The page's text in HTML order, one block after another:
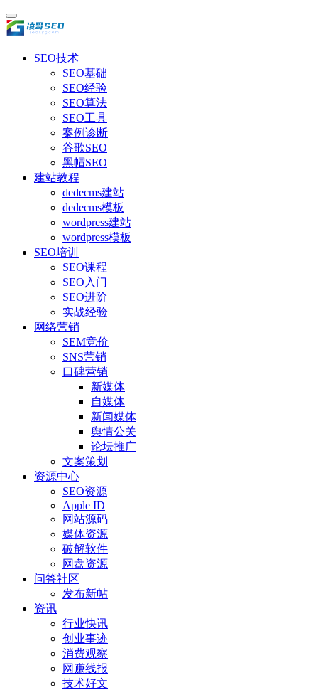
SEO技术
SEO基础
SEO经验
SEO算法
SEO工具
案例诊断
谷歌SEO
黑帽SEO
建站教程
dedecms建站
dedecms模板
wordpress建站
wordpress模板
SEO培训
SEO课程
SEO入门
SEO进阶
实战经验
网络营销
SEM竞价
SNS营销
口碑营销
新媒体
自媒体
新闻媒体
舆情公关
论坛推广
文案策划
资源中心
SEO资源
Apple ID
网站源码
媒体资源
破解软件
网盘资源
问答社区
发布新帖
资讯
行业快讯
创业事迹
消费观察
网赚线报
技术好文